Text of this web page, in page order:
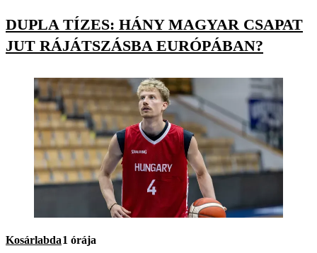
DUPLA TÍZES: HÁNY MAGYAR CSAPAT
JUT RÁJÁTSZÁSBA EURÓPÁBAN?
Kosárlabda1 órája